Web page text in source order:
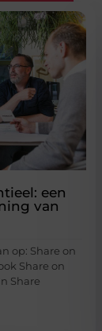
een
van
op: Share on
Share on
Share